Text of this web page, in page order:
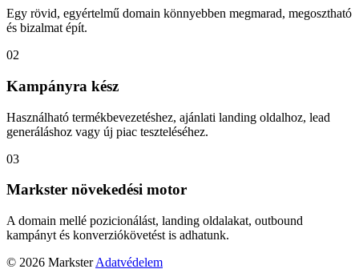
Egy rövid, egyértelmű domain könnyebben megmarad, megosztható
és bizalmat épít.
02
Kampányra kész
Használható termékbevezetéshez, ajánlati landing oldalhoz, lead
generáláshoz vagy új piac teszteléséhez.
03
Markster növekedési motor
A domain mellé pozicionálást, landing oldalakat, outbound
kampányt és konverziókövetést is adhatunk.
© 2026 Markster Adatvédelem